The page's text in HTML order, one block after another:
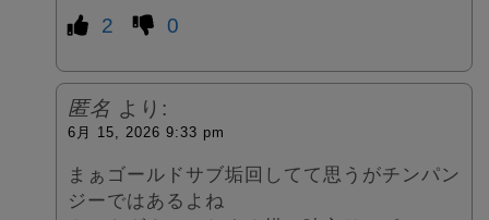
2 0
匿名 より:
6月 15, 2026 9:33 pm
まぁゴールドサブ垢回してて思うがチンパン
ジーではあるよね